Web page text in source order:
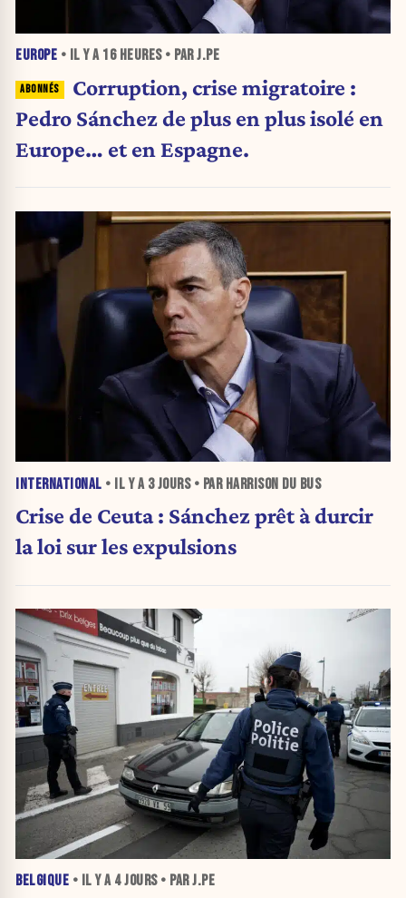
EUROPE • IL Y A 16 HEURES• PAR J.PE
Corruption, crise migratoire :
Pedro Sánchez de plus en plus isolé en
Europe… et en Espagne.
INTERNATIONAL • IL Y A 3 JOURS• PAR HARRISON DU BUS
Crise de Ceuta : Sánchez prêt à durcir
la loi sur les expulsions
BELGIQUE • IL Y A 4 JOURS• PAR J.PE